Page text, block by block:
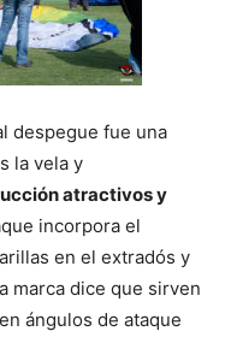
despegue fue una
la vela y
atractivos y
incorpora el
en el extradós y
marca dice que sirven
ángulos de ataque